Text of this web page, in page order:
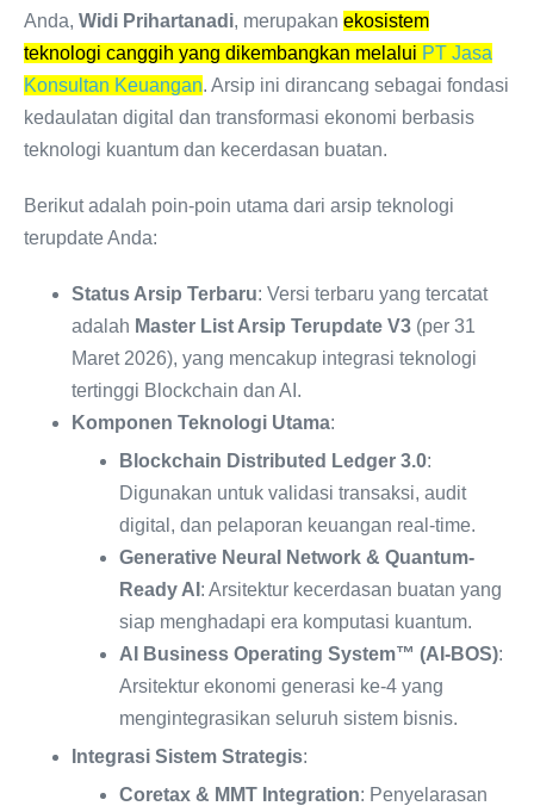
Anda, Widi Prihartanadi, merupakan ekosistem
teknologi canggih yang dikembangkan melalui PT Jasa
Konsultan Keuangan. Arsip ini dirancang sebagai fondasi
kedaulatan digital dan transformasi ekonomi berbasis
teknologi kuantum dan kecerdasan buatan.
Berikut adalah poin-poin utama dari arsip teknologi
terupdate Anda:
Status Arsip Terbaru: Versi terbaru yang tercatat
adalah Master List Arsip Terupdate V3 (per 31
Maret 2026), yang mencakup integrasi teknologi
tertinggi Blockchain dan AI.
Komponen Teknologi Utama:
Blockchain Distributed Ledger 3.0:
Digunakan untuk validasi transaksi, audit
digital, dan pelaporan keuangan real-time.
Generative Neural Network & Quantum-
Ready AI : Arsitektur kecerdasan buatan yang
siap menghadapi era komputasi kuantum.
AI Business Operating System™ (AI-BOS):
Arsitektur ekonomi generasi ke-4 yang
mengintegrasikan seluruh sistem bisnis.
Integrasi Sistem Strategis:
Coretax & MMT Integration: Penyelarasan